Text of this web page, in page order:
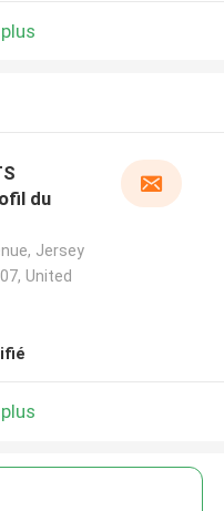
du
Jersey
United